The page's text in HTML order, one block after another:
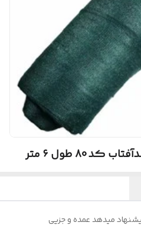
80 طول ۶ متر
میدهد عمده و جزیی